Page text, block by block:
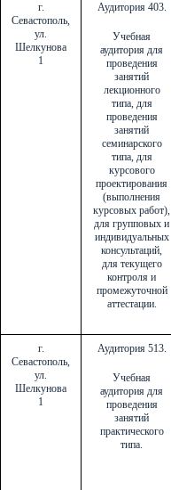
г.
Севастополь,
ул.
Шелкунова
1
Аудитория 403.
Учебная
аудитория для
проведения
занятий
лекционного
типа, для
проведения
занятий
семинарского
типа, для
курсового
проектирования
(выполнения
курсовых работ),
для групповых и
индивидуальных
консультаций,
для текущего
контроля и
промежуточной
аттестации.
г.
Севастополь,
ул.
Шелкунова
1
Аудитория 513.
Учебная
аудитория для
проведения
занятий
практического
типа.